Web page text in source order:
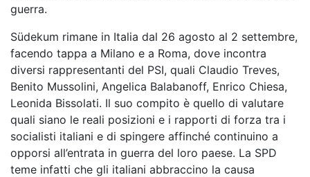
guerra.
Südekum rimane in Italia dal 26 agosto al 2 settembre,
facendo tappa a Milano e a Roma, dove incontra
diversi rappresentanti del PSI, quali Claudio Treves,
Benito Mussolini, Angelica Balabanoff, Enrico Chiesa,
Leonida Bissolati. Il suo compito è quello di valutare
quali siano le reali posizioni e i rapporti di forza tra i
socialisti italiani e di spingere affinché continuino a
opporsi all’entrata in guerra del loro paese. La SPD
teme infatti che gli italiani abbraccino la causa